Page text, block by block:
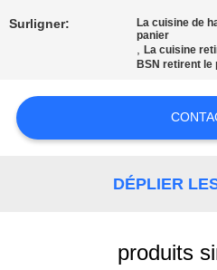
CONTACTEZ-
DEMANDEZ
UNE
CITATION
Surligner:
La cuisine de
panier
,La cuisine
BSN retirent le
DÉPLIER
produits